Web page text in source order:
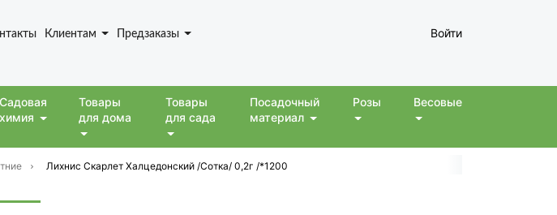
Клиентам Предзаказы Войти
Садовая
химия
Товары
для дома
Товары
для сада
Посадочный
материал
Розы Весовые
Лихнис Скарлет Халцедонский /Сотка/ 0,2г /*1200